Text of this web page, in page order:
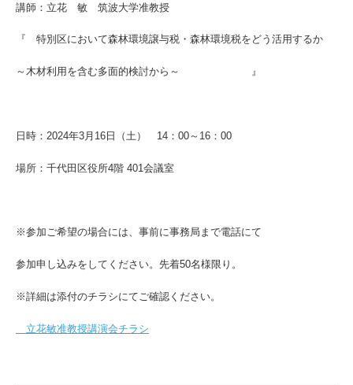
講師：立花 敏 筑波大学准教授
『 特別区において森林環境譲与税・森林環境税をどう活用するか
～木材利用を含む多面的検討から～ 』
日時：2024年3月16日（土） 14：00～16：00
場所：千代田区役所4階 401会議室
※参加ご希望の場合には、事前に事務局まで電話にて
参加申し込みをしてください。先着50名様限り。
※詳細は添付のチラシにてご確認ください。
立花敏准教授講演会チラシ